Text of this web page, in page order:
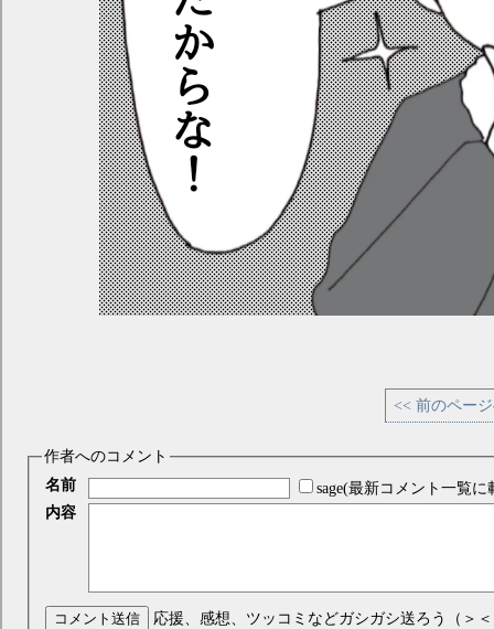
<< 前のペー
作者へのコメント
名前
sage(最新コメント一覧に
内容
コメント送信 応援、感想、ツッコミなどガシガシ送ろう（＞